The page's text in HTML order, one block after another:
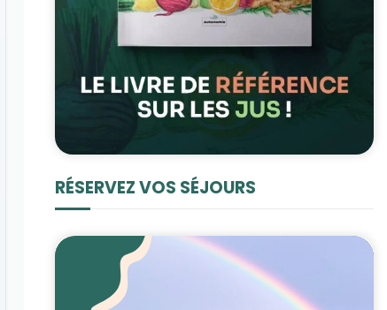
RÉSERVEZ VOS SÉJOURS